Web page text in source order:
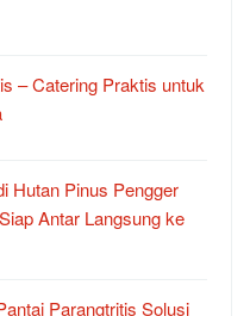
– Catering Praktis untuk
Hutan Pinus Pengger
Antar Langsung ke
Parangtritis Solusi